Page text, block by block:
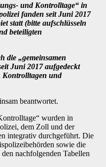
und Kontrolltage“ in
fanden seit Juni 2017
statt (bitte aufschlüsseln
beteiligten
die „gemeinsamen
Juni 2017 aufgedeckt
Kontrolltagen und
beantwortet.
wurden in
dem Zoll und der
integrativ durchgeführt. Die
sowie die
nachfolgenden Tabellen